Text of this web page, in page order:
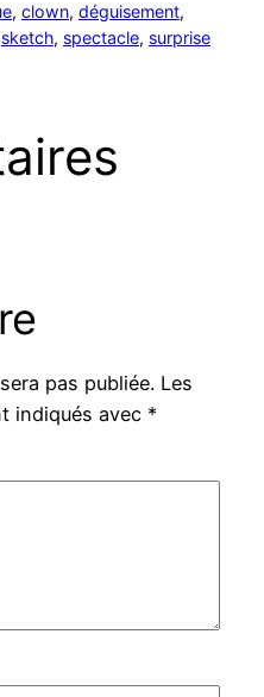
, clown, déguisement
sketch, spectacle, surprise
pas publiée. Les
indiqués avec *